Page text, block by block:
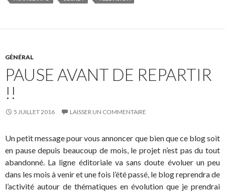
GÉNÉRAL
PAUSE AVANT DE REPARTIR
!!
5 JUILLET 2016 LAISSER UN COMMENTAIRE
Un petit message pour vous annoncer que bien que ce blog soit
en pause depuis beaucoup de mois, le projet n’est pas du tout
abandonné. La ligne éditoriale va sans doute évoluer un peu
dans les mois à venir et une fois l’été passé, le blog reprendra de
l’activité autour de thématiques en évolution que je prendrai